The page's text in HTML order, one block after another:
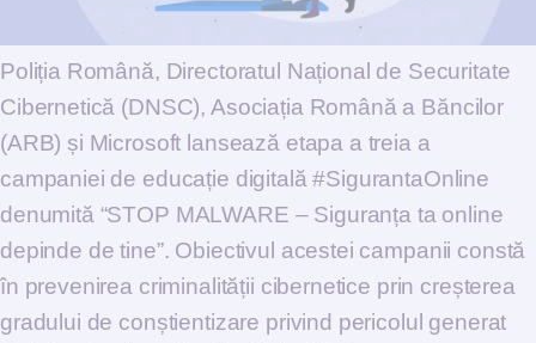
Poliția Română, Directoratul Național de Securitate
Cibernetică (DNSC), Asociația Română a Băncilor
(ARB) și Microsoft lansează etapa a treia a
campaniei de educație digitală #SigurantaOnline
denumită “STOP MALWARE – Siguranța ta online
depinde de tine”. Obiectivul acestei campanii constă
în prevenirea criminalității cibernetice prin creșterea
gradului de conștientizare privind pericolul generat